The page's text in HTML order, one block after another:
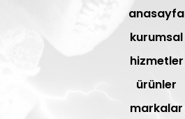
anasayfa
kurumsal
hizmetler
ürünler
markalar